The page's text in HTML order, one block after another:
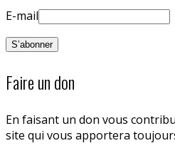
E-mail
Faire un don
En faisant un don vous
site qui vous apportera